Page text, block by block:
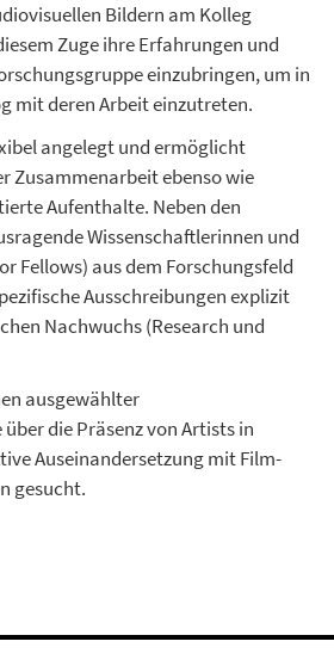
Bildern am Kolleg
Zuge ihre Erfahrungen und
einzubringen, um in
mit deren Arbeit einzutreten.
angelegt und ermöglicht
Zusammenarbeit ebenso wie
Aufenthalte. Neben den
Wissenschaftlerinnen und
Fellows) aus dem Forschungsfeld
Ausschreibungen explizit
Nachwuchs (Research und
ausgewählter
die Präsenz von Artists in
Auseinandersetzung mit Film-
gesucht.